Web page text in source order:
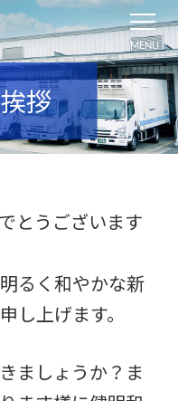
MENU
拶
とうございます
るく和やかな新
し上げます。
ましょうか？ま